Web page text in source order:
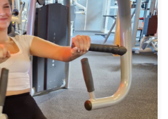
alt. Ich finde die Ausstattung,
hochwertig. Als Frau fühle ich
hier nicht zu aufzwingend
ich bei Silvi und mir gefällt es sehr,